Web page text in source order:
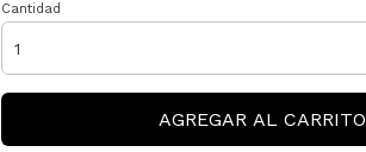
Cantidad
AGREGAR AL CARRITO